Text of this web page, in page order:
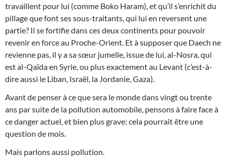
travaillent pour lui (comme Boko Haram), et qu’il s’enrichit du
pillage que font ses sous-traitants, qui lui en reversent une
partie? Il se fortifie dans ces deux continents pour pouvoir
revenir en force au Proche-Orient. Et à supposer que Daech ne
revienne pas, il y a sa sœur jumelle, issue de lui, al-Nosra, qui
est al-Qaïda en Syrie, ou plus exactement au Levant (c’est-à-
dire aussi le Liban, Israël, la Jordanie, Gaza).
Avant de penser à ce que sera le monde dans vingt ou trente
ans par suite de la pollution automobile, pensons à faire face à
ce danger actuel, et bien plus grave: cela pourrait être une
question de mois.
Mais parlons aussi pollution.